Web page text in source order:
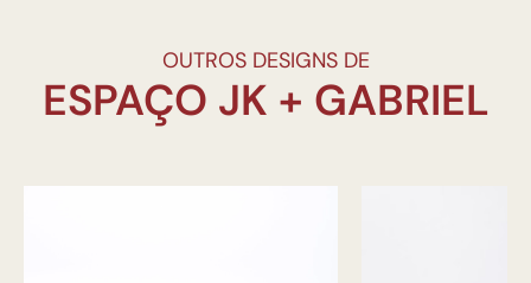
OUTROS DESIGNS DE